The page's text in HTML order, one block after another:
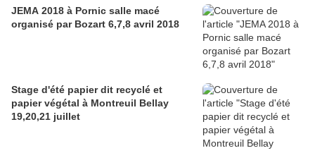
JEMA 2018 à Pornic salle macé
organisé par Bozart 6,7,8 avril 2018
Stage d'été papier dit recyclé et
papier végétal à Montreuil Bellay
19,20,21 juillet